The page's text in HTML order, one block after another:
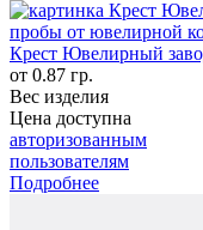
Крест Ювелирный
от 0.87 гр.
Вес изделия
Цена доступна
авторизованным
пользователям
Подробнее